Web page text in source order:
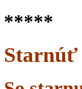
*****
Starnúť